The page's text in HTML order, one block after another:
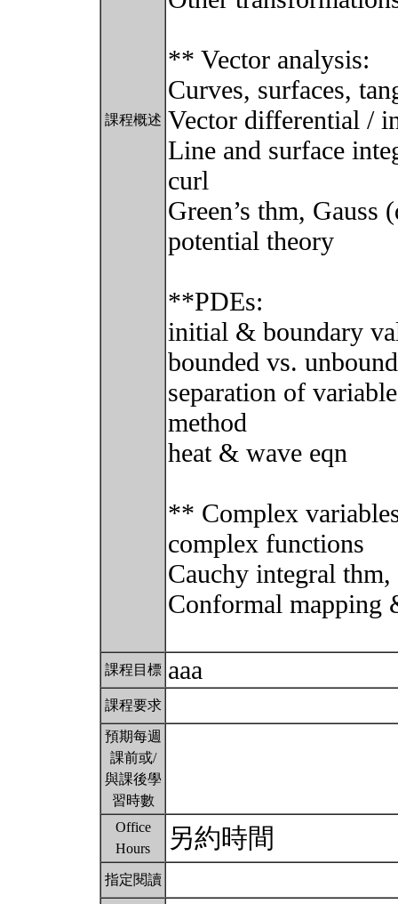
課程概述
** Vector analysis:
Curves, surfaces,
Vector differential /
Line and surface
curl
Green’s thm, Gauss
potential theory
**PDEs:
initial & boundary
bounded vs.
separation of
method
heat & wave eqn
** Complex
complex functions
Cauchy integral
Conformal mapping
課程目標 aaa
課程要求
預期每週
課前或/
與課後學
習時數
Office
Hours
另約時間
指定閱讀